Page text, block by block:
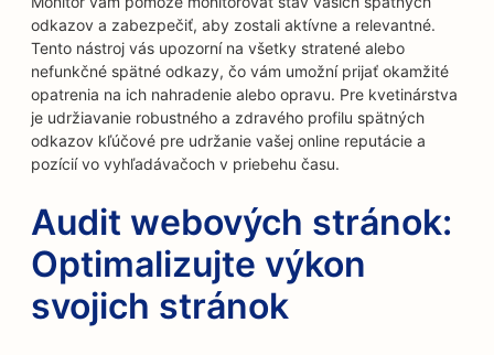
odkazov a zabezpečiť, aby zostali aktívne a relevantné.
Tento nástroj vás upozorní na všetky stratené alebo
nefunkčné spätné odkazy, čo vám umožní prijať okamžité
opatrenia na ich nahradenie alebo opravu. Pre kvetinárstva
je udržiavanie robustného a zdravého profilu spätných
odkazov kľúčové pre udržanie vašej online reputácie a
pozícií vo vyhľadávačoch v priebehu času.
Audit webových stránok:
Optimalizujte výkon
svojich stránok